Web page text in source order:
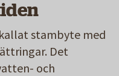
stambyte med
Det
och